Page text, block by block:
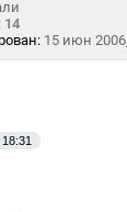
14
15 июн